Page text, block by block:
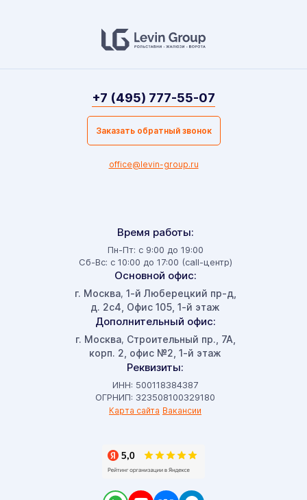
Время работы:
Пн-Пт: с 9:00 до 19:00
Сб-Вс: с 10:00 до 17:00 (call-центр)
Основной офис:
г. Москва, 1-й Люберецкий пр-д,
д. 2с4, Офис 105, 1-й этаж
Дополнительный офис:
г. Москва, Строительный пр., 7А,
корп. 2, офис №2, 1-й этаж
Реквизиты:
ИНН: 500118384387
ОГРНИП: 323508100329180
Карта сайта Вакансии
+7 (495) 777-55-07
Заказать обратный звонок
office@levin-group.ru